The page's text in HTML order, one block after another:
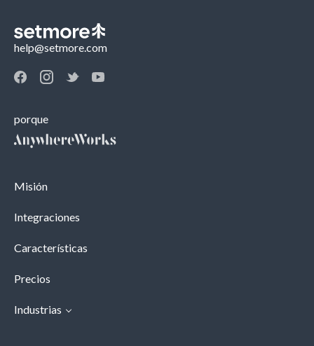
help@setmore.com
porque
Misión
Integraciones
Características
Precios
Industrias